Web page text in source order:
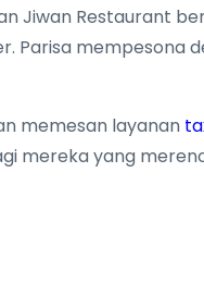
Jiwan Restaurant
Parisa mempesona
memesan layanan
mereka yang